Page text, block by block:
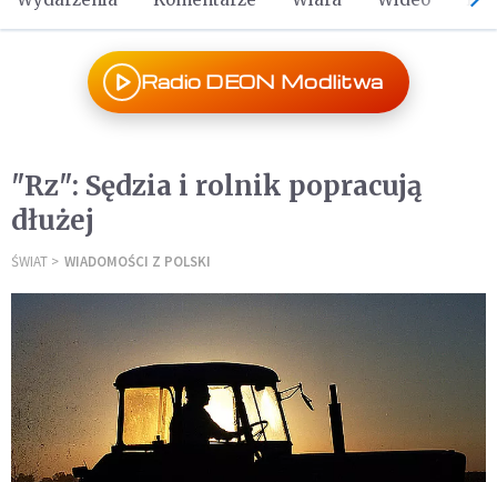
Radio DEON Modlitwa
"Rz": Sędzia i rolnik popracują
dłużej
ŚWIAT WIADOMOŚCI Z POLSKI